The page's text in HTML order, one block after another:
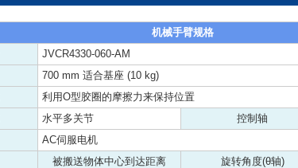
机械手臂规格
JVCR4330-060-AM
700 mm 适合基座 (10 kg)
利用O型胶圈的摩擦力来保持位置
水平多关节 控制轴
AC伺服电机
被搬送物体中心到达距离 旋转角度(θ轴)